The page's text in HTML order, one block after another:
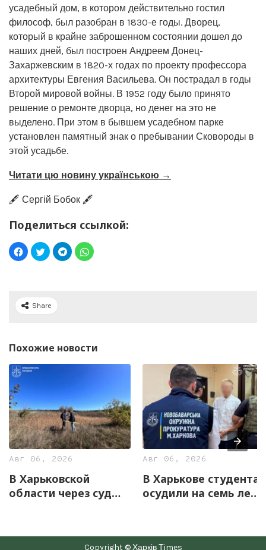
усадебный дом, в котором действительно гостил
философ, был разобран в 1830-е годы. Дворец,
который в крайне заброшенном состоянии дошел до
наших дней, был построен Андреем Донец-
Захаржевским в 1820-х годах по проекту профессора
архитектуры Евгения Васильева. Он пострадал в годы
Второй мировой войны. В 1952 году было принято
решение о ремонте дворца, но денег на это не
выделено. При этом в бывшем усадебном парке
установлен памятный знак о пребывании Сковороды в
этой усадьбе.
Читати цю новину українською →
🖋️ Сергій Бобок 🖋️
Поделиться ссылкой:
Share
Похожие новости
Авг 06, 2026
В Харьковской
области через суд
уникального
Авг 06, 2026
В Харькове студента
осудили на семь лет
пропаганду СССР
Copyright © Харків Тimes